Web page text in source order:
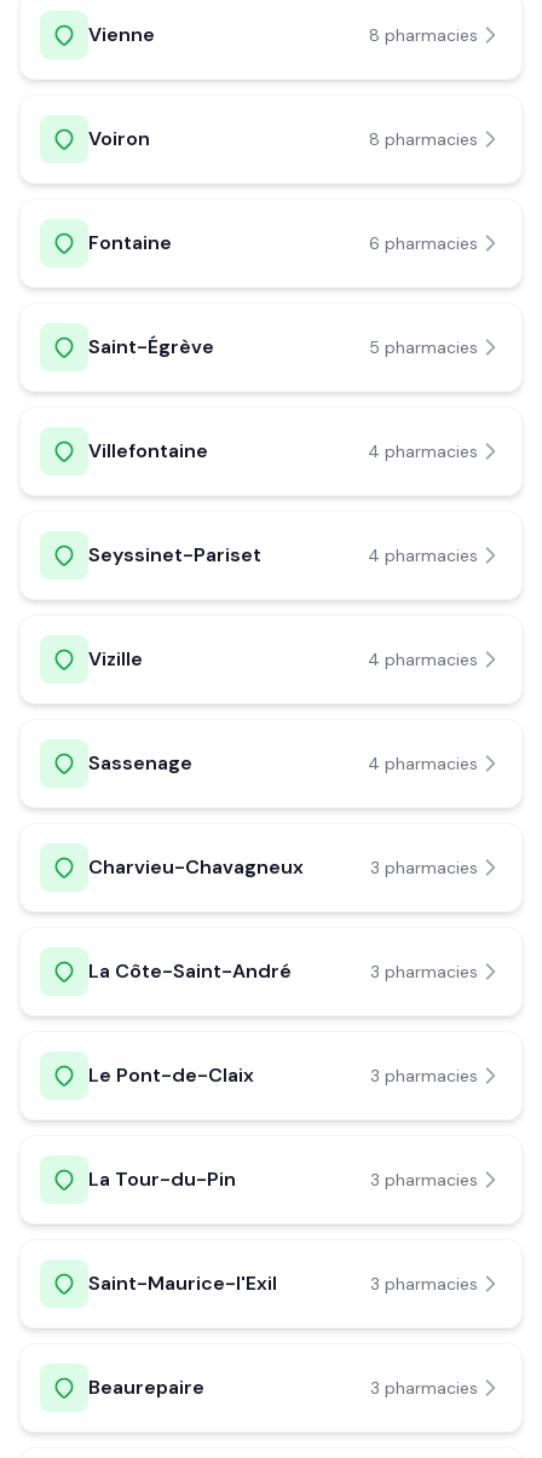
Vienne 8 pharmacies
Voiron 8 pharmacies
Fontaine 6 pharmacies
Saint-Égrève 5 pharmacies
Villefontaine 4 pharmacies
Seyssinet-Pariset 4 pharmacies
Vizille 4 pharmacies
Sassenage 4 pharmacies
Charvieu-Chavagneux 3 pharmacies
La Côte-Saint-André 3 pharmacies
Le Pont-de-Claix 3 pharmacies
La Tour-du-Pin 3 pharmacies
Saint-Maurice-l'Exil 3 pharmacies
Beaurepaire 3 pharmacies